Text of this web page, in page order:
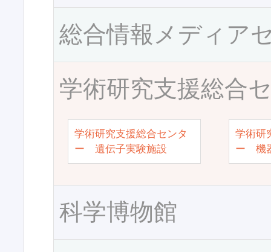
総合情報メディア
学術研究支援総合
学術研究支援総合センタ
ー 遺伝子実験施設
学術研
ー 機
科学博物館